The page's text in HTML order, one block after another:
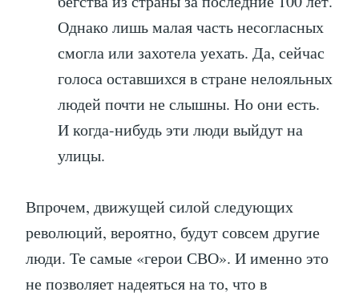
Однако лишь малая часть несогласных
смогла или захотела уехать. Да, сейчас
голоса оставшихся в стране нелояльных
людей почти не слышны. Но они есть.
И когда-нибудь эти люди выйдут на
улицы.
Впрочем, движущей силой следующих
революций, вероятно, будут совсем другие
люди. Те самые «герои СВО». И именно это
не позволяет надеяться на то, что в